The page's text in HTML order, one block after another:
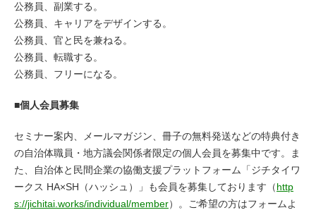
公務員、副業する。
公務員、キャリアをデザインする。
公務員、官と民を兼ねる。
公務員、転職する。
公務員、フリーになる。
■個人会員募集
セミナー案内、メールマガジン、冊子の無料発送などの特典付き
の自治体職員・地方議会関係者限定の個人会員を募集中です。ま
た、自治体と民間企業の協働支援プラットフォーム「ジチタイワ
ークス HA×SH（ハッシュ）」も会員を募集しております（http
s://jichitai.works/individual/member）。ご希望の方はフォームよ